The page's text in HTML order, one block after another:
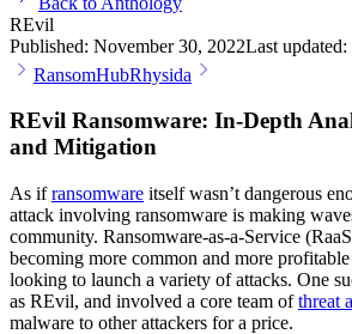
REvil
Published: November 30, 2022Last updated:
RansomHubRhysida
REvil Ransomware: In-Depth
and Mitigation
As ifransomware itself wasn’t dangerous
attack involving ransomware is making
community. Ransomware-as-a-Service
becoming more common and more
looking to launch a variety of attacks. One
as REvil, and involved a core team ofthreat
malware to other attackers for a price.